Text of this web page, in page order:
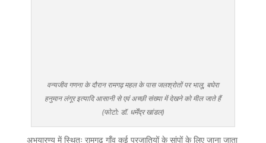
वन्यजीव गणना के दौरान रामगढ़ महल के पास जलश्रोतों पर भालू, बघेरा
हनुमान लंगूर इत्यादि आसानी से एवं अच्छी संख्या में देखने को मील जाते हैं
(फोटो: डॉ. धर्मेंद्र खांडल)
अभयारण्य में स्थितः रामगढ़ गाँव कई प्रजातियों के सांपों के लिए जाना जाता